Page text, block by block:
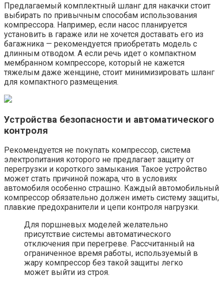
Предлагаемый комплектный шланг для накачки стоит
выбирать по привычным способам использования
компрессора. Например, если насос планируется
установить в гараже или не хочется доставать его из
багажника — рекомендуется приобретать модель с
длинным отводом. А если речь идет о компактном
мембранном компрессоре, который не кажется
тяжелым даже женщине, стоит минимизировать шланг
для компактного размещения.
Устройства безопасности и автоматического
контроля
Рекомендуется не покупать компрессор, система
электропитания которого не предлагает защиту от
перегрузки и короткого замыкания. Такое устройство
может стать причиной пожара, что в условиях
автомобиля особенно страшно. Каждый автомобильный
компрессор обязательно должен иметь систему защиты,
плавкие предохранители и цепи контроля нагрузки.
Для поршневых моделей желательно
присутствие системы автоматического
отключения при перегреве. Рассчитанный на
ограниченное время работы, используемый в
жару компрессор без такой защиты легко
может выйти из строя.